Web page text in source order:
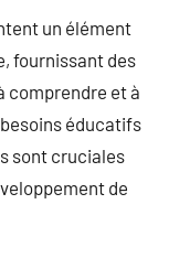
un élément
fournissant des
comprendre et à
éducatifs
sont cruciales
de